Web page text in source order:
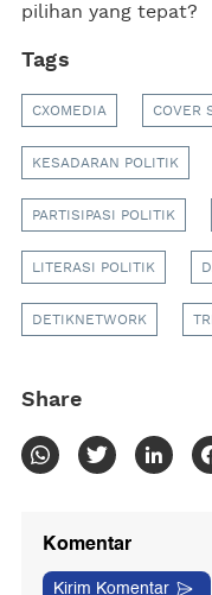
pilihan yang tepat?
Tags
CXOMEDIA COVER
KESADARAN POLITIK
PARTISIPASI POLITIK
LITERASI POLITIK
DETIKNETWORK
Share